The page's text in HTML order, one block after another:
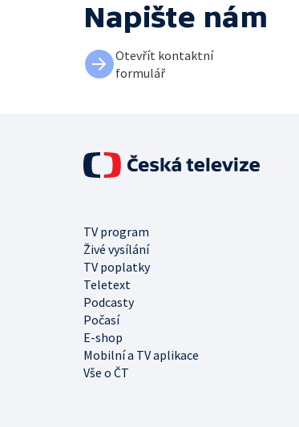
Napište nám
Otevřít kontaktní
formulář
TV program
Živé vysílání
TV poplatky
Teletext
Podcasty
Počasí
E-shop
Mobilní a TV aplikace
Vše o ČT